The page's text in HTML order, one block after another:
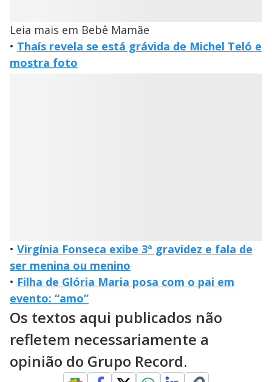
Leia mais em Bebê Mamãe
• Thaís revela se está grávida de Michel Teló e
mostra foto
• Virgínia Fonseca exibe 3ª gravidez e fala de
ser menina ou menino
• Filha de Glória Maria posa com o pai em
evento: “amo”
Os textos aqui publicados não
refletem necessariamente a
opinião do Grupo Record.